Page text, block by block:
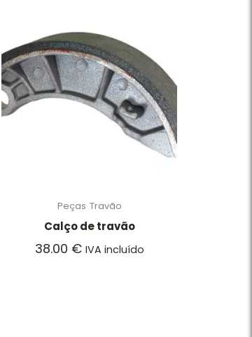
Peças Travão
Calço de travão
38.00 € IVA incluído